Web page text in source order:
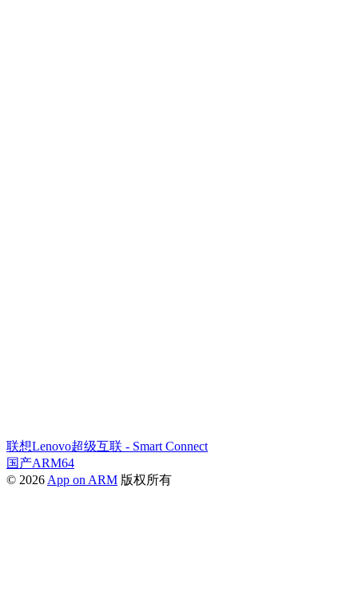
联想Lenovo超级互联 - Smart Connect
国产ARM64
© 2026 App on ARM 版权所有